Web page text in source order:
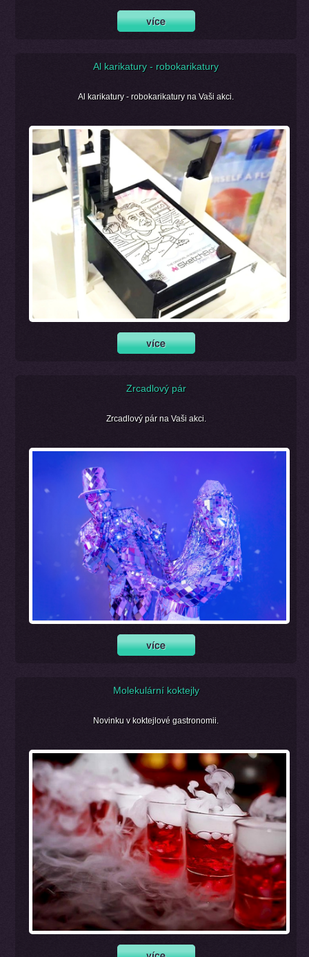
Al karikatury - robokarikatury
Al karikatury - robokarikatury na Vaši akci.
Zrcadlový pár
Zrcadlový pár na Vaši akci.
Molekulární koktejly
Novinku v koktejlové gastronomii.